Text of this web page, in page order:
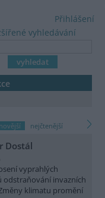
vyhledávání
Přihlášení
nejčtenější
Dostál
vyprahlých
odstraňování invazních
klimatu promění